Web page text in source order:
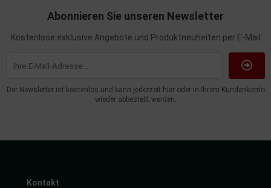
Abonnieren Sie unseren Newsletter
Kostenlose exklusive Angebote und Produktneuheiten per E-Mail
Der Newsletter ist kostenlos und kann jederzeit hier oder in Ihrem Kundenkonto
wieder abbestellt werden.
Kontakt